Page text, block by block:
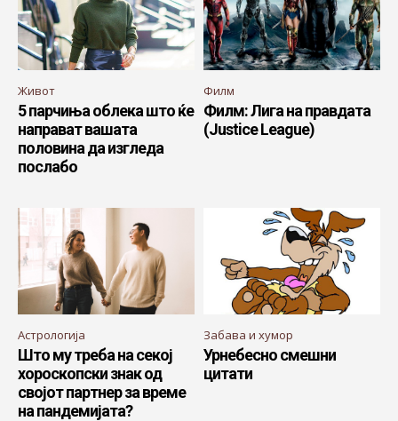
Живот
5 парчиња облека што ќе
направат вашата
половина да изгледа
послабо
Филм
Филм: Лига на правдата
(Justice League)
Астрологија
Што му треба на секој
хороскопски знак од
својот партнер за време
на пандемијата?
Забава и хумор
Урнебесно смешни
цитати